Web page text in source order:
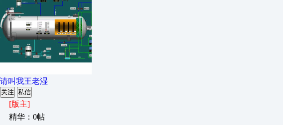
请叫我王老湿
关注 私信
[版主]
精华：0帖